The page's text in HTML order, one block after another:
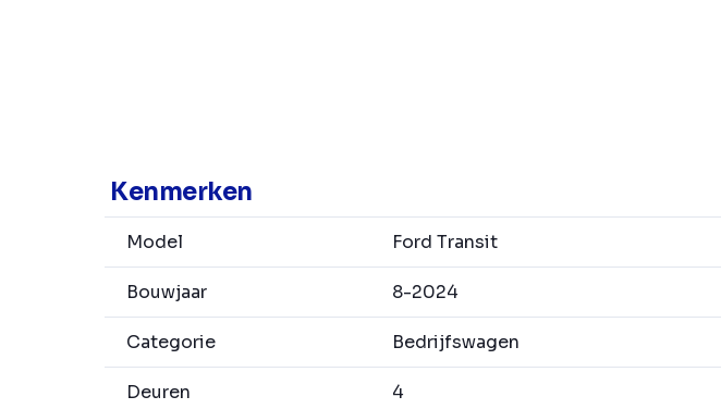
Kenmerken
Model Ford Transit
Bouwjaar 8-2024
Categorie Bedrijfswagen
Deuren 4